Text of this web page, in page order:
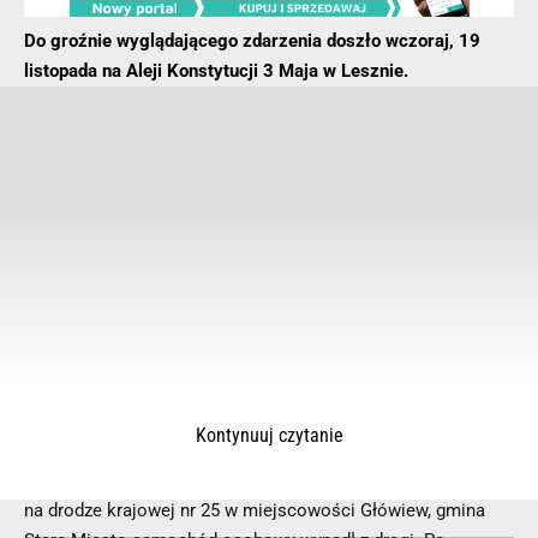
na drodze krajowej nr 25 w miejscowości Główiew, gmina
Do groźnie wyglądającego zdarzenia doszło wczoraj, 19
listopada na Aleji Konstytucji 3 Maja w Lesznie.
Kontynuuj czytanie